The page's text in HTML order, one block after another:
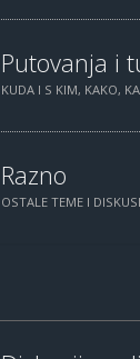
Putovanja i
KUDA I S KIM, KAKO,
Razno
OSTALE TEME I